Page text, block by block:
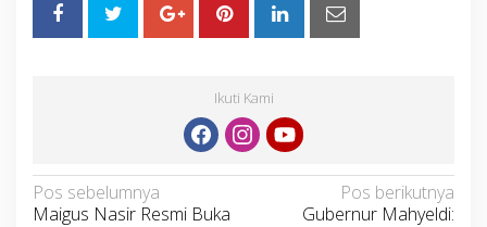
Ikuti Kami
Navigasi
Pos sebelumnya
Maigus Nasir Resmi Buka
Pos berikutnya
Gubernur Mahyeldi: